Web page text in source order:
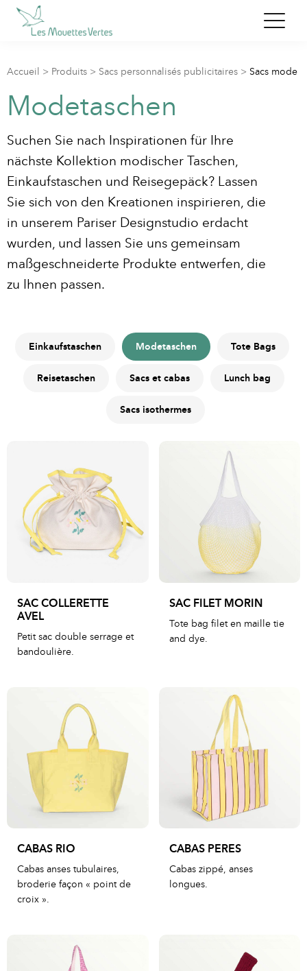
Accueil > Produits > Sacs personnalisés publicitaires > Sacs mode
Modetaschen
Suchen Sie nach Inspirationen für Ihre
nächste Kollektion modischer Taschen,
Einkaufstaschen und Reisegepäck? Lassen
Sie sich von den Kreationen inspirieren, die
in unserem Pariser Designstudio erdacht
wurden, und lassen Sie uns gemeinsam
maßgeschneiderte Produkte entwerfen, die
zu Ihnen passen.
Einkaufstaschen Modetaschen Tote Bags
Reisetaschen Sacs et cabas Lunch bag
Sacs isothermes
SAC COLLERETTE
AVEL
Petit sac double serrage et
bandoulière.
SAC FILET MORIN
Tote bag filet en maille tie
and dye.
CABAS RIO
Cabas anses tubulaires,
broderie façon « point de
croix ».
CABAS PERES
Cabas zippé, anses
longues.